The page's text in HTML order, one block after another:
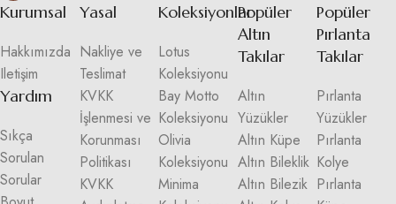
Kurumsal
Hakkımızda
Iletişim
Yardım
Sıkça
Sorulan
Sorular
Yasal
Nakliye ve
Teslimat
KVKK
İşlenmesi ve
Korunması
Politikası
KVKK
Koleksiyonlar
Lotus
Koleksiyonu
Bay Motto
Koleksiyonu
Olivia
Koleksiyonu
Minima
Popüler
Altın
Takılar
Altın
Yüzükler
Altın Küpe
Altın Bileklik
Altın Bilezik
Popüler
Pırlanta
Takılar
Pırlanta
Yüzükler
Pırlanta
Kolye
Pırlanta